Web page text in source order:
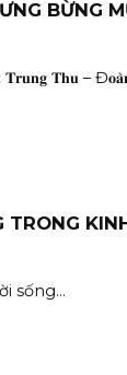
BỪNG
𝐓𝐫𝐮𝐧𝐠 𝐓𝐡𝐮 –
TRONG
sống...